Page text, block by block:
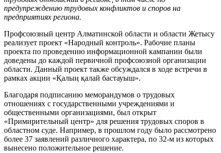
предупреждению трудовых конфликтов и споров на
предприятиях региона.
Профсоюзный центр Алматинской области и области Жетысу
реализует проект «Народный контроль». Рабочие планы
проекта по проведению информационной кампании были
доведены до каждой первичной профсоюзной организации
области. Данный проект также обсуждался в ходе встречи в
рамках акции «Қалың қалай бастауыш».
Благодаря подписанию меморандумов о трудовых
отношениях с государственными учреждениями и
общественными организациями, был открыт
«Примирительный центр» для решения трудовых споров в
областном суде. Например, в прошлом году было рассмотрено
более 37 заявлений различного характера, по 32-м из которых
вынесено положительное решение.